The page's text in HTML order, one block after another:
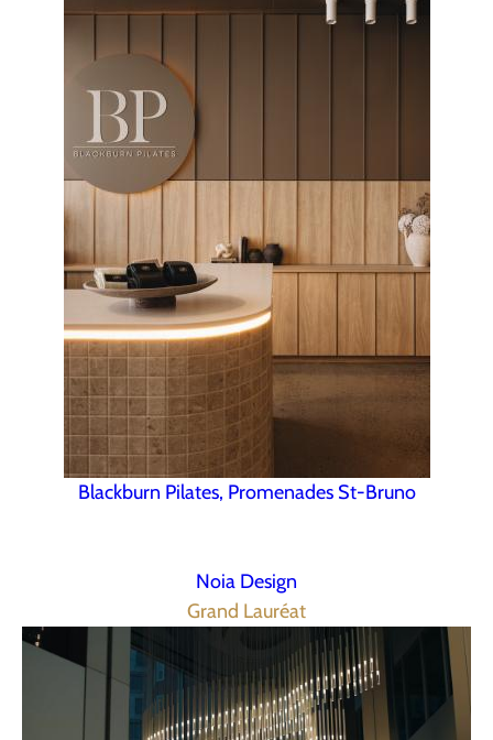
Blackburn Pilates, Promenades St-Bruno
Noia Design
Grand Lauréat